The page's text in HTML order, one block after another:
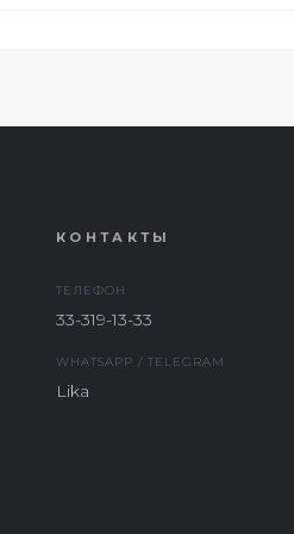
КОНТАКТЫ
ТЕЛЕФОН
33-319-13-33
WHATSAPP / TELEGRAM
Lika